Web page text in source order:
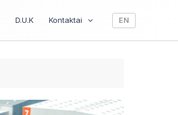
D.U.K Kontaktai EN